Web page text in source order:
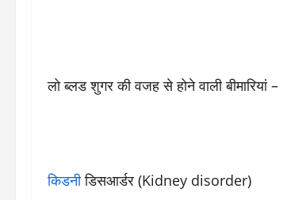
लो ब्लड शुगर की वजह से होने वाली बीमारियां –
किडनीडिसआर्डर (Kidney disorder)